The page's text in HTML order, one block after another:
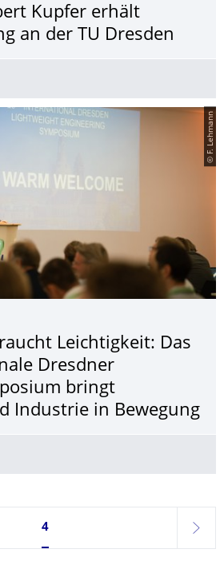
Kupfer erhält
an der TU Dresden
© F. Lehmann
Leichtigkeit: Das
Dresdner
bringt
Industrie in Bewegung
Seite 4, aktuell ausgewählt
4
weiter